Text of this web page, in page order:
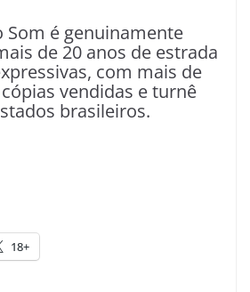
Som é genuinamente
de 20 anos de estrada
com mais de
vendidas e turnê
brasileiros.
18+